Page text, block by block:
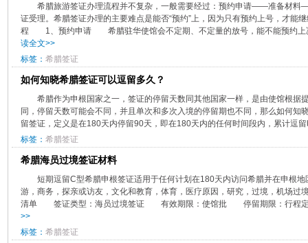
希腊旅游签证办理流程并不复杂，一般需要经过：预约申请——准备
证受理。希腊签证办理的主要难点是能否“预约”上，因为只有预约上号，才
程 1、预约申请 希腊驻华使馆会不定期、不定量的放号，能不能预约上
读全文>>
标签： 希腊签证
如何知晓希腊签证可以逗留多久？
希腊作为申根国家之一，签证的停留天数同其他国家一样，是由使馆根据
同，停留天数可能会不同，并且单次和多次入境的停留期也不同，那么如何
留签证，定义是在180天内停留90天，即在180天内的任何时间段内，累计逗
标签： 希腊签证
希腊海员过境签证材料
短期逗留C型希腊申根签证适用于任何计划在180天内访问希腊并在申根
游，商务，探亲或访友，文化和教育，体育，医疗原因，研究，过境，机场过
清单 签证类型：海员过境签证 有效期限：使馆批 停留期限：行
>>
标签： 希腊签证